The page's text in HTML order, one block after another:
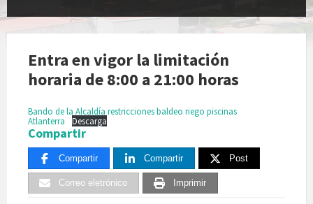
Entra en vigor la limitación
horaria de 8:00 a 21:00 horas
Bando de la Alcaldía restricciones baldeo riego piscinas
Atlanterra
Descarga
Compartir
Compartir Compartir Post
Correo eletrónico Imprimir